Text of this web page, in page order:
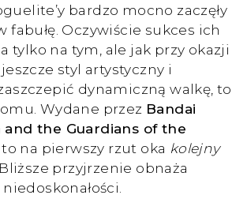
bardzo mocno zaczęły
fabułę. Oczywiście sukces ich
tylko na tym, ale jak przy okazji
styl artystyczny i
dynamiczną walkę, to
Wydane przez Bandai
and the Guardians of the
, to na pierwszy rzut oka kolejny
. Bliższe przyjrzenie obnaża